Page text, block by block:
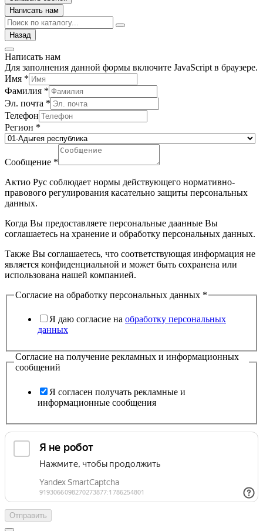
Написать нам
Назад
Написать нам
Для заполнения данной формы включите JavaScript в браузере.
Имя *
Фамилия *
Эл. почта *
Телефон
Регион *
Сообщение *
Актио Рус соблюдает нормы действующего нормативно-
правового регулирования касательно защиты персональных
данных.
Когда Вы предоставляете персональные даанные Вы
соглашаетесь на хранение и обработку персональных данных.
Также Вы соглашаетесь, что соответствующая информация не
является конфиденциальной и может быть сохранена или
использована нашей компанией.
Согласие на обработку персональных данных *
Я даю согласие на обработку персональных
данных
Согласие на получение рекламных и информационных
сообщений
Я согласен получать рекламные и
информационные сообщения
Отправить